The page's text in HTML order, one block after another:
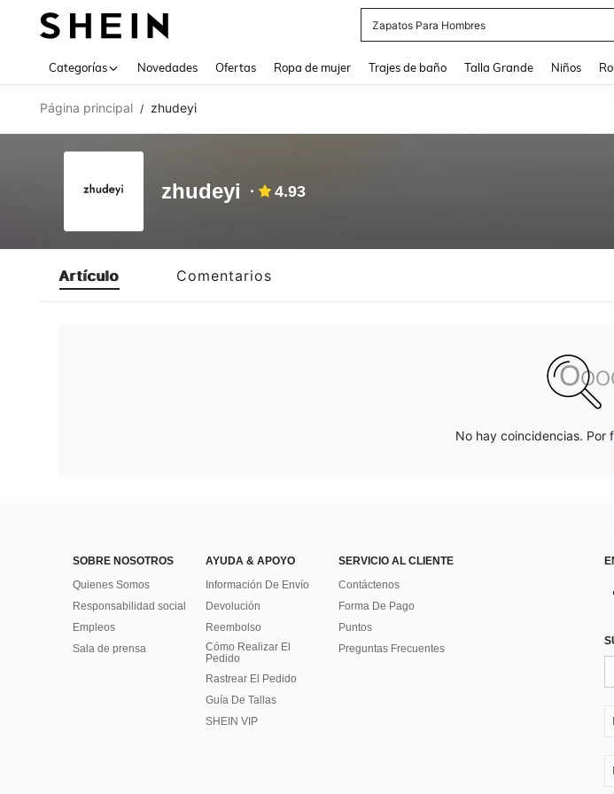
Zapatos Para Hombres
Categorías Novedades Ofertas Ropa de mujer Trajes de baño Talla Grande Niños
Página principal / zhudeyi
zhudeyi 4.93
Artículo Comentarios
No hay coincidencias. Por
SOBRE NOSOTROS
Quienes Somos
Responsabilidad social
Empleos
Sala de prensa
AYUDA & APOYO
Información De Envío
Devolución
Reembolso
Cómo Realizar El
Pedido
Rastrear El Pedido
Guía De Tallas
SHEIN VIP
SERVICIO AL CLIENTE
Contáctenos
Forma De Pago
Puntos
Preguntas Frecuentes